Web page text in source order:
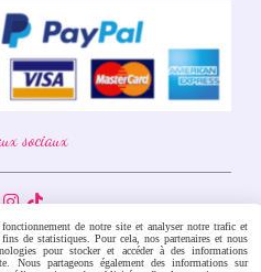
sociaux
 
légales
de vente
de notre site et analyser notre trafic et
de statistiques. Pour cela, nos partenaires et nous
pour stocker et accéder à des informations
Nous partageons également des informations sur